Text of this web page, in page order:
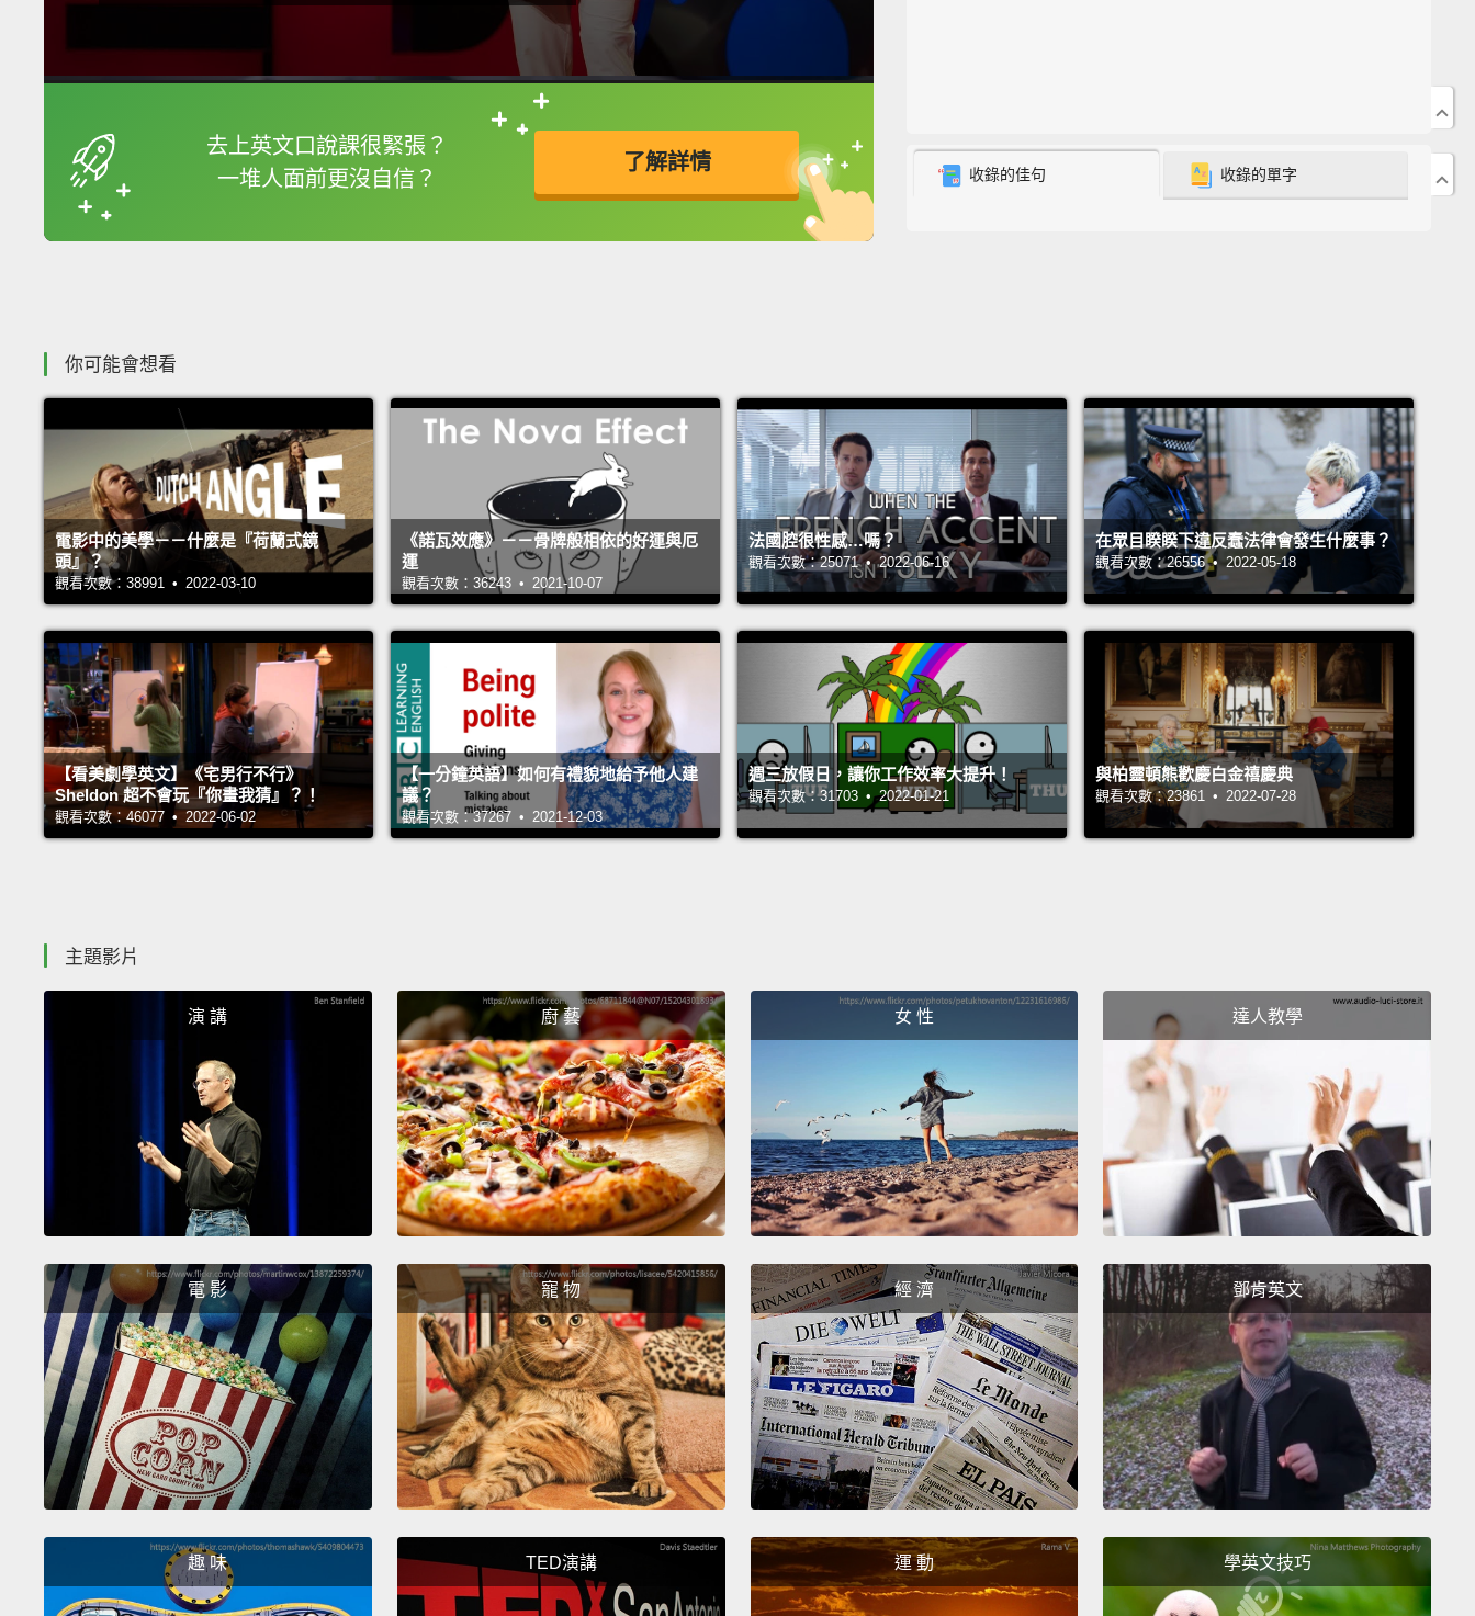
去上英文口說課很緊張？
一堆人面前更沒自信？
了解詳情
框選或點兩下字幕可以直接查字典喔！
英
收錄的佳句 收錄的單字
你可能會想看
電影中的美學－－什麼是『荷蘭式鏡
頭』？
觀看次數：38991 • 2022-03-10
《諾瓦效應》－－骨牌般相依的好運與厄
運
觀看次數：36243 • 2021-10-07
法國腔很性感…嗎？
觀看次數：25071 • 2022-06-16
在眾目睽睽下違反蠢法律會發生什麼事？
觀看次數：26556 • 2022-05-18
【看美劇學英文】《宅男行不行》
Sheldon 超不會玩『你畫我猜』？！
觀看次數：46077 • 2022-06-02
【一分鐘英語】如何有禮貌地給予他人建
議？
觀看次數：37267 • 2021-12-03
週三放假日，讓你工作效率大提升！
觀看次數：31703 • 2022-01-21
與柏靈頓熊歡慶白金禧慶典
觀看次數：23861 • 2022-07-28
主題影片
演 講 廚 藝 女 性 達人教學
電 影 寵 物 經 濟 鄧肯英文
趣 味 TED演講 運 動 學英文技巧